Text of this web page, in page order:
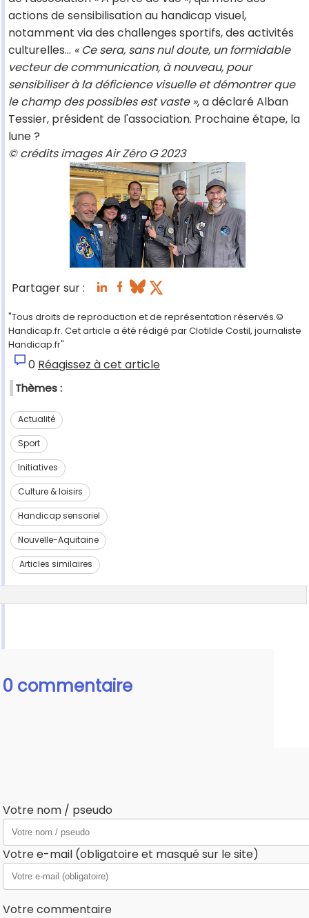
actions de sensibilisation au handicap visuel,
notamment via des challenges sportifs, des activités
culturelles... « Ce sera, sans nul doute, un formidable
vecteur de communication, à nouveau, pour
sensibiliser à la déficience visuelle et démontrer que
le champ des possibles est vaste », a déclaré Alban
Tessier, président de l'association. Prochaine étape, la
lune ?
©️ crédits images Air Zéro G 2023
Partager sur :
"Tous droits de reproduction et de représentation réservés.©
Handicap.fr. Cet article a été rédigé par Clotilde Costil, journaliste
Handicap.fr"
0 Réagissez à cet article
Thèmes :
Actualité
Sport
Initiatives
Culture & loisirs
Handicap sensoriel
Nouvelle-Aquitaine
Articles similaires
0 commentaire
Votre nom / pseudo
Votre e-mail (obligatoire et masqué sur le site)
Votre commentaire